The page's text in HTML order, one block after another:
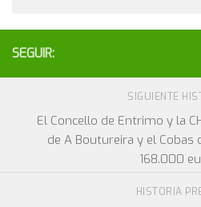
SEGUIR:
SIGUIENTE
El Concello de Entrimo y la
de A Boutureira y el Cobas
168.000
HISTORIA